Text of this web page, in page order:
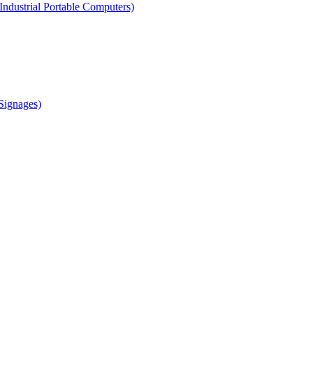
Portable Computers)